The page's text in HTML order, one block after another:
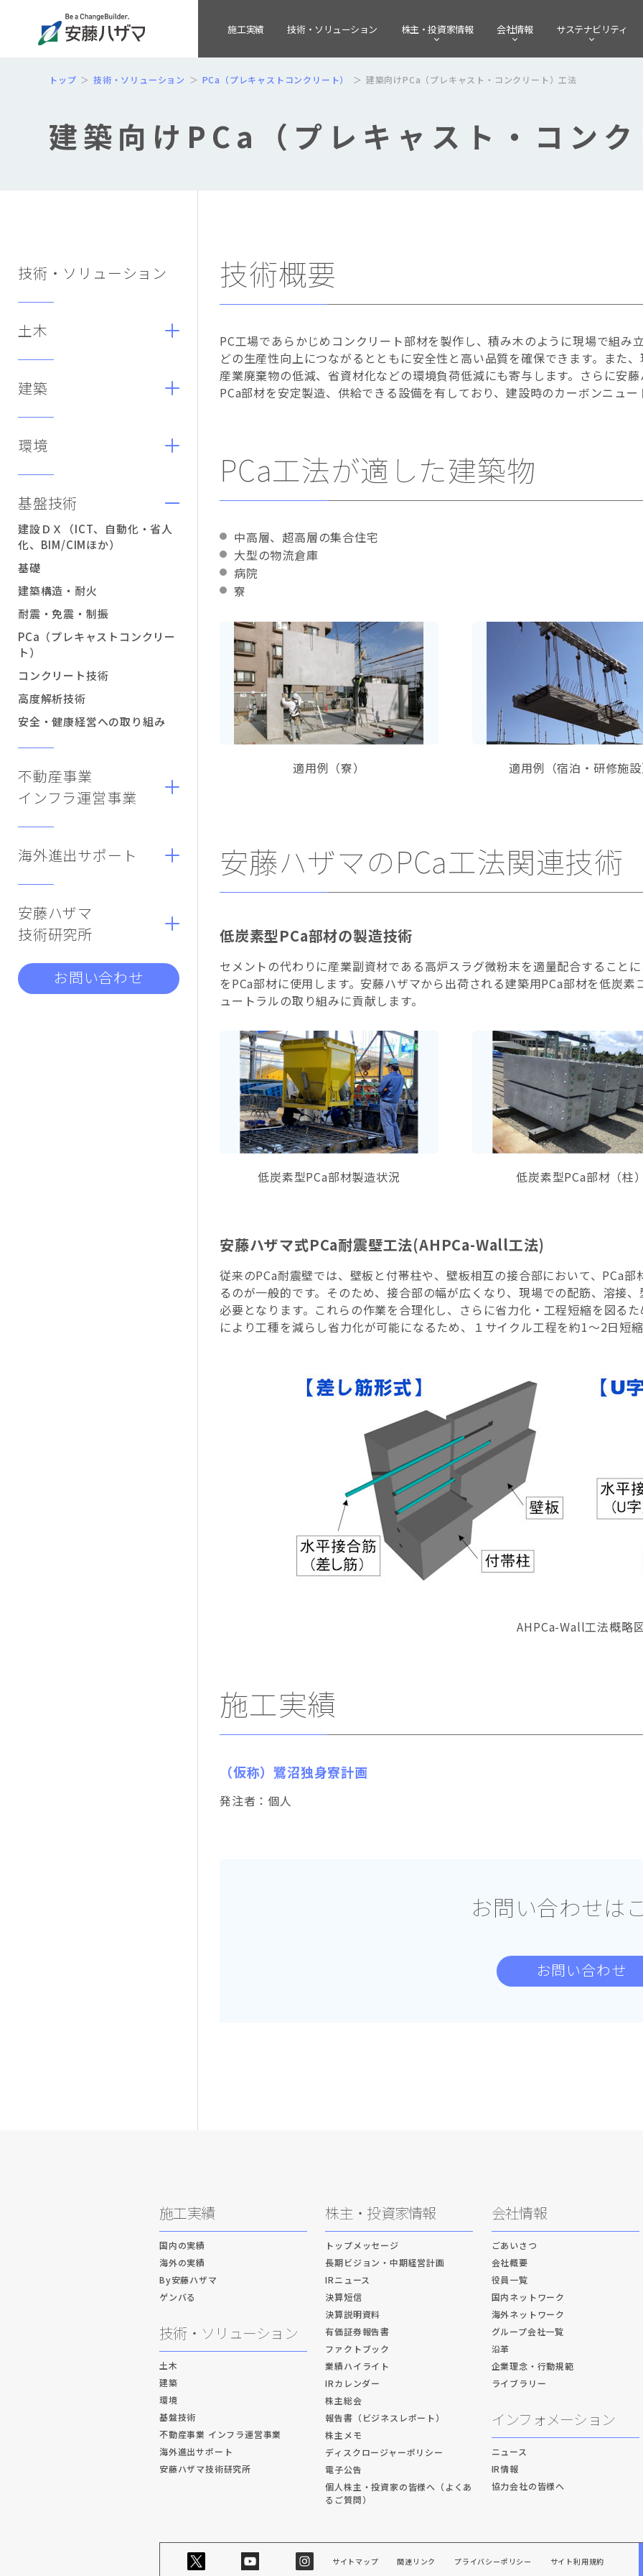
施工実績 技術・ ソリューション 株主・投資家情報 会社情報 サステナビリティ
トップ 技術・ソリューション PCa（プレキャストコンクリート） 建築向けPCa（プレキャスト・コンクリート）工法
建築向けPCa（プレキャスト・コン
技術・ソリューション
土木
建築
環境
基盤技術
建設ＤＸ（ICT、自動化・省人
化、BIM/CIMほか）
基礎
建築構造・耐火
耐震・免震・制振
PCa（プレキャストコンクリー
ト）
コンクリート技術
高度解析技術
安全・健康経営への取り組み
不動産事業
インフラ運営事業
海外進出サポート
安藤ハザマ
技術研究所
お問い合わせ
技術概要
PC工場であらかじめコンクリート部材を製作し、積み木のように現場で組み
どの生産性向上につながるとともに安全性と高い品質を確保できます。また
産業廃棄物の低減、省資材化などの環境負荷低減にも寄与します。さらに安
PCa部材を安定製造、供給できる設備を有しており、建設時のカーボンニュー
PCa工法が適した建築物
中高層、超高層の集合住宅
大型の物流倉庫
病院
寮
適用例（寮） 適用例（宿泊・研修施設
安藤ハザマのPCa工法関連技術
低炭素型PCa部材の製造技術
セメントの代わりに産業副資材である高炉スラグ微粉末を適量配合すること
をPCa部材に使用します。安藤ハザマから出荷される建築用PCa部材を低炭
ュートラルの取り組みに貢献します。
低炭素型PCa部材製造状況 低炭素型PCa部材（柱）
安藤ハザマ式PCa耐震壁工法(AHPCa-Wall工法)
従来のPCa耐震壁では、壁板と付帯柱や、壁板相互の接合部において、PCa
るのが一般的です。そのため、接合部の幅が広くなり、現場での配筋、溶接
必要となります。これらの作業を合理化し、さらに省力化・工程短縮を図る
により工種を減らし省力化が可能になるため、１サイクル工程を約1～2日短縮
AHPCa-Wall工法概略
施工実績
（仮称）鷺沼独身寮計画
発注者：個人
お問い合わせは
お問い合わせ
施工実績
国内の実績
海外の実績
By安藤ハザマ
ゲンバる
技術・ソリューション
土木
建築
環境
基盤技術
不動産事業 インフラ運営事業
海外進出サポート
安藤ハザマ技術研究所
株主・投資家情報
トップメッセージ
長期ビジョン・中期経営計画
IRニュース
決算短信
決算説明資料
有価証券報告書
ファクトブック
業績ハイライト
IRカレンダー
株主総会
報告書（ビジネスレポート）
株主メモ
ディスクロージャーポリシー
電子公告
個人株主・投資家の皆様へ（よくあ
るご質問）
会社情報
ごあいさつ
会社概要
役員一覧
国内ネットワーク
海外ネットワーク
グループ会社一覧
沿革
企業理念・行動規範
ライブラリー
インフォメーション
ニュース
IR情報
協力会社の皆様へ
サイトマップ 関連リンク プライバシーポリシー サイト利用規約